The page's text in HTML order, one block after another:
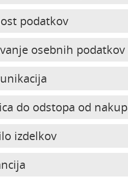
podatkov
osebnih podatkov
do odstopa od
izdelkov